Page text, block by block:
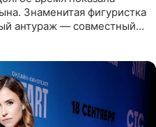
Знаменитая фигуристка
антураж — совместный